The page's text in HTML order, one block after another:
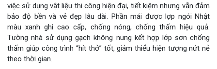
việc sử dụng vật liệu thi công hiện đại, tiết kiệm nhưng vẫn đảm
bảo độ bền và vẻ đẹp lâu dài. Phần mái được lợp ngói Nhật
màu xanh ghi cao cấp, chống nóng, chống thấm hiệu quả.
Tường nhà sử dụng gạch không nung kết hợp lớp sơn chống
thấm giúp công trình “hít thở” tốt, giảm thiểu hiện tượng nứt nẻ
theo thời gian.